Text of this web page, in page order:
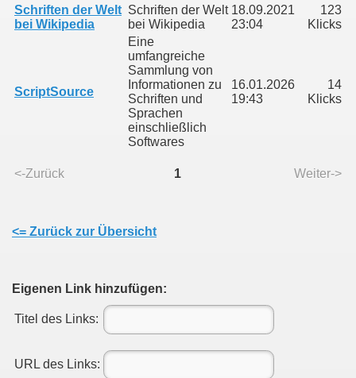
Schriften der Welt
bei Wikipedia
Schriften der Welt
bei Wikipedia
18.09.2021
23:04
123
Klicks
ScriptSource
Eine
umfangreiche
Sammlung von
Informationen zu
Schriften und
Sprachen
einschließlich
Softwares
16.01.2026
19:43
14
Klicks
<-Zurück 1 Weiter->
<= Zurück zur Übersicht
Eigenen Link hinzufügen:
Titel des Links:
URL des Links: